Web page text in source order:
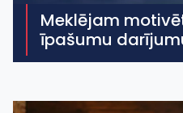
Meklējam
īpašumu